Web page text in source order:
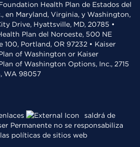
Health Plan de Estados del
en Maryland, Virginia, y Washington,
Drive, Hyattsville, MD, 20785 •
Plan del Noroeste, 500 NE
100, Portland, OR 97232 • Kaiser
of Washington or Kaiser
of Washington Options, Inc., 2715
WA 98057
saldrá de
Permanente no se responsabiliza
políticas de sitios web